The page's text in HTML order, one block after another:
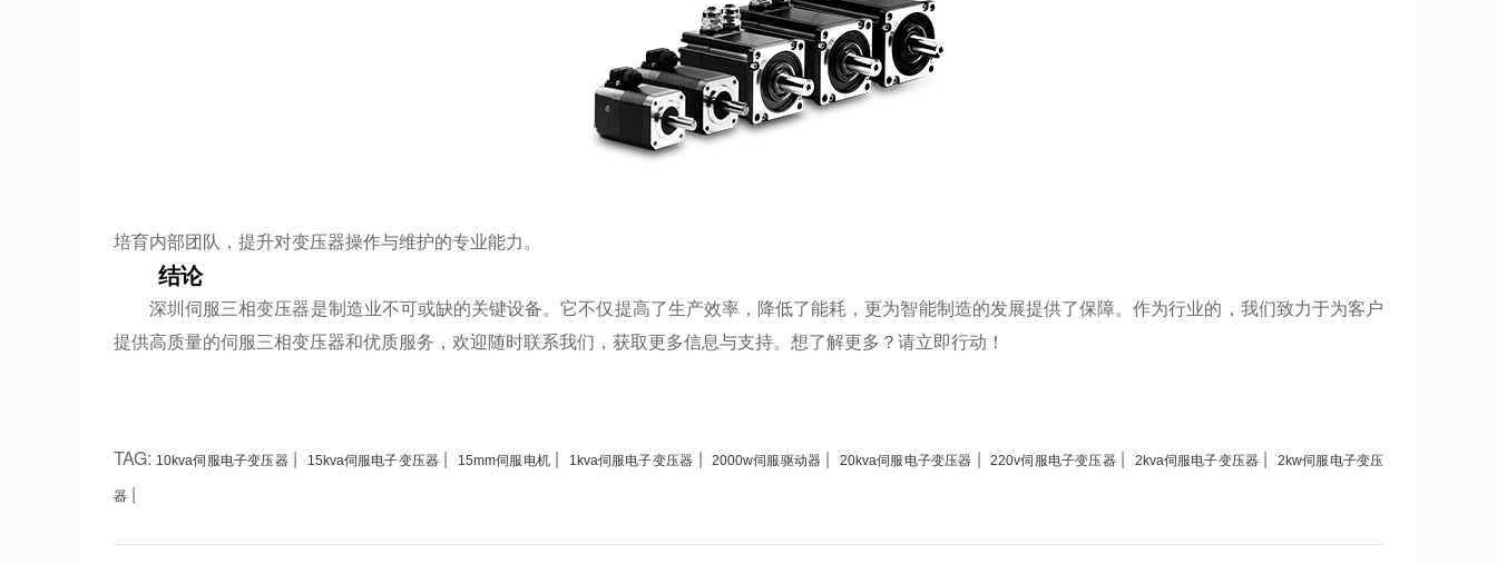
培育内部团队，提升对变压器操作与维护的专业能力。
结论
深圳伺服三相变压器是制造业不可或缺的关键设备。它不仅提高了生产效率，降低了能耗，更为智能制造的发展提供了保障。作为行业的，我们致力于为客户
提供高质量的伺服三相变压器和优质服务，欢迎随时联系我们，获取更多信息与支持。想了解更多？请立即行动！
TAG: 10kva伺服电子变压器| 15kva伺服电子变压器 | 15mm伺服电机| 1kva伺服电子变压器 | 2000w伺服驱动器 | 20kva伺服电子变压器 |220v伺服电子变压器| 2kva伺服电子变压器 | 2kw伺服电子变压
器 |